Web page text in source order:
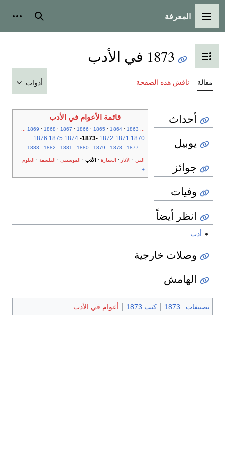
القائمة الرئيسية
المعرفة بحث
تبديل عرض جدول المحتويات
1873 في الأدب
مقالة ناقش هذه الصفحة أدوات
قائمة الأعوام في الأدب
...
1863
1864
1865
1866
1867
1868
1869
...
1870
1871
1872
-
1873
-
1874
1875
1876
...
1877
1878
1879
1880
1881
1882
1883
...
الفن الآثار العمارة الأدب الموسيقى الفلسفة
العلوم
+...
أحداث
يوبيل
جوائز
وفيات
انظر أيضاً
أدب
وصلات خارجية
الهامش
تصنيفات:
1873 كتب 1873 أعوام في الأدب